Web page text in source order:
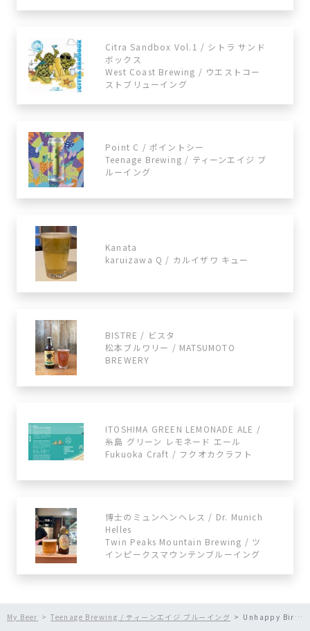
Citra Sandbox Vol.1 / シトラ サンド
ボックス
West Coast Brewing / ウエストコー
ストブリューイング
Point C / ポイントシー
Teenage Brewing / ティーンエイジ ブ
ルーイング
Kanata
karuizawa Q / カルイザワ キュー
BISTRE / ビスタ
松本ブルワリー / MATSUMOTO
BREWERY
ITOSHIMA GREEN LEMONADE ALE /
糸島 グリーン レモネード エール
Fukuoka Craft / フクオカクラフト
博士のミュンヘンヘレス / Dr. Munich
Helles
Twin Peaks Mountain Brewing / ツ
インピークスマウンテンブルーイング
My Beer Teenage Brewing / ティーンエイジ ブルーイング Unhappy Birthday / アンハッピーバースデー